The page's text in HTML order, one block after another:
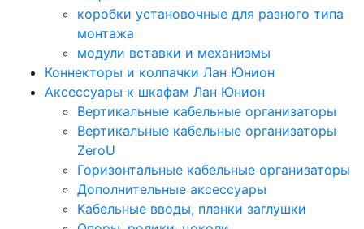
коробки установочные для разного типа
монтажа
модули вставки и механизмы
Коннекторы и колпачки Лан Юнион
Аксессуары к шкафам Лан Юнион
Вертикальные кабельные организаторы
Вертикальные кабельные организаторы
ZeroU
Горизонтальные кабельные организаторы
Дополнительные аксессуары
Кабельные вводы, планки заглушки